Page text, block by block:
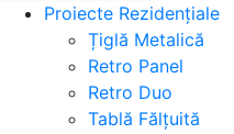
Proiecte Rezidențiale
Țiglă Metalică
Retro Panel
Retro Duo
Tablă Fălțuită